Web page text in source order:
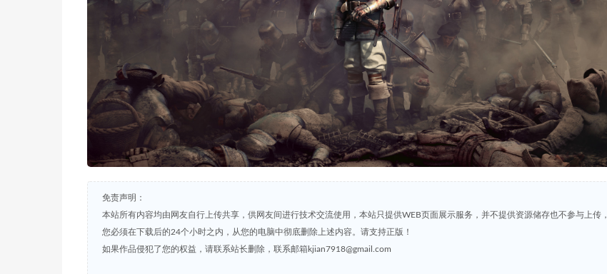
免责声明：
本站所有内容均由网友自行上传共享，供网友间进行技术交流使用，本站只提供WEB页面展示服务，并不提供资源储存也不参与上传，
您必须在下载后的24个小时之内，从您的电脑中彻底删除上述内容。请支持正版！
如果作品侵犯了您的权益，请联系站长删除，联系邮箱kjian7918@gmail.com